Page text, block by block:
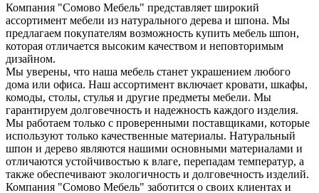
Компания "Сомово Мебель" представляет широкий
ассортимент мебели из натурального дерева и шпона. Мы
предлагаем покупателям возможность купить мебель шпон,
которая отличается высоким качеством и неповторимым
дизайном.
Мы уверены, что наша мебель станет украшением любого
дома или офиса. Наш ассортимент включает кровати, шкафы,
комоды, столы, стулья и другие предметы мебели. Мы
гарантируем долговечность и надежность каждого изделия.
Мы работаем только с проверенными поставщиками, которые
используют только качественные материалы. Натуральный
шпон и дерево являются нашими основными материалами и
отличаются устойчивостью к влаге, перепадам температур, а
также обеспечивают экологичность и долговечность изделий.
Компания "Сомово Мебель" заботится о своих клиентах и